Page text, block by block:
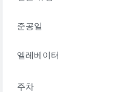
준공일
엘레베이터
주차